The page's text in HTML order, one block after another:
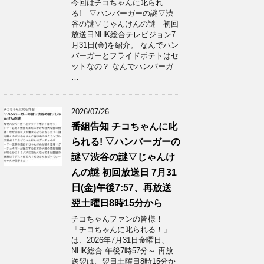
今回はチコちゃんに叱られ
る! ▽ハンバーガーの謎▽渋
谷の謎▽じゃんけんの謎 初回
放送日NHK総合テレビジョン7
月31日(金)を紹介。 なんでハン
バーガーとフライドポテトはセ
ットなの？ なんでハンバーガ
…
2026/07/26
番組告知 チコちゃんに叱
られる! ▽ハンバーガーの
謎▽渋谷の謎▽じゃんけ
んの謎 初回放送日 7月31
日(金)午後7:57、再放送
翌土曜日8時15分から
チコちゃんファンの皆様！
「チコちゃんに叱られる！」​
は、2026年7月31日金曜日、
NHK総合 午後7時57分～ 再放
送翌は、翌日土曜日8時15分か